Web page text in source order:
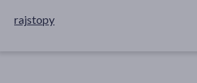
rajstopy